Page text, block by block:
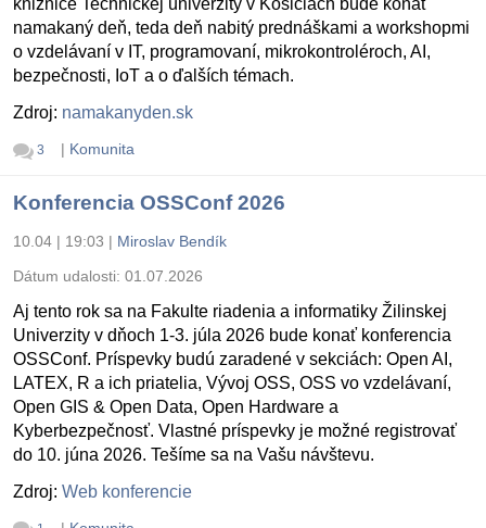
knižnice Technickej univerzity v Košiciach bude konať
namakaný deň, teda deň nabitý prednáškami a workshopmi
o vzdelávaní v IT, programovaní, mikrokontroléroch, AI,
bezpečnosti, IoT a o ďalších témach.
Zdroj: namakanyden.sk
3 | Komunita
Konferencia OSSConf 2026
10.04 | 19:03 | Miroslav Bendík
Dátum udalosti: 01.07.2026
Aj tento rok sa na Fakulte riadenia a informatiky Žilinskej
Univerzity v dňoch 1-3. júla 2026 bude konať konferencia
OSSConf. Príspevky budú zaradené v sekciách: Open AI,
LATEX, R a ich priatelia, Vývoj OSS, OSS vo vzdelávaní,
Open GIS & Open Data, Open Hardware a
Kyberbezpečnosť. Vlastné príspevky je možné registrovať
do 10. júna 2026. Tešíme sa na Vašu návštevu.
Zdroj: Web konferencie